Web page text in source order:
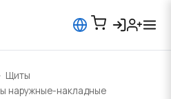
Щиты
наружные-накладные